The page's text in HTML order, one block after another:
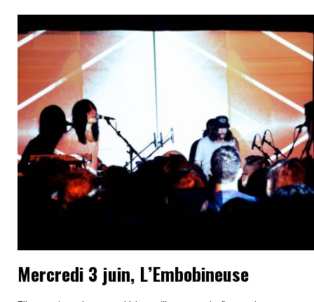
Mercredi 3 juin, L’Embobineuse